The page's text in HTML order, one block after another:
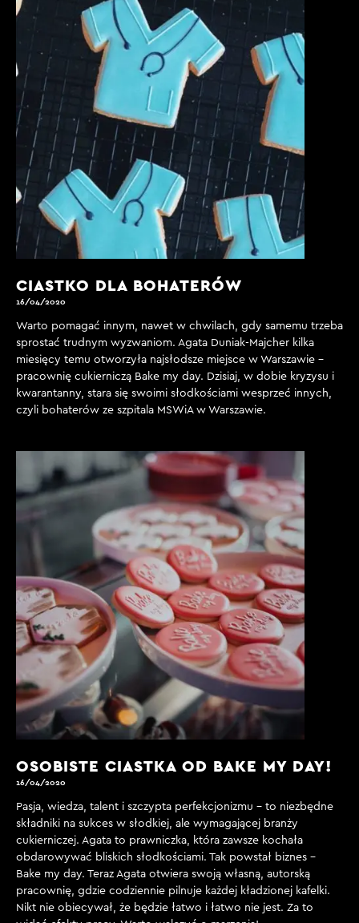
CIASTKO DLA BOHATERÓW
16/04/2020
Warto pomagać innym, nawet w chwilach, gdy samemu trzeba
sprostać trudnym wyzwaniom. Agata Duniak-Majcher kilka
miesięcy temu otworzyła najsłodsze miejsce w Warszawie –
pracownię cukierniczą Bake my day. Dzisiaj, w dobie kryzysu i
kwarantanny, stara się swoimi słodkościami wesprzeć innych,
czyli bohaterów ze szpitala MSWiA w Warszawie.
OSOBISTE CIASTKA OD BAKE MY DAY!
16/04/2020
Pasja, wiedza, talent i szczypta perfekcjonizmu – to niezbędne
składniki na sukces w słodkiej, ale wymagającej branży
cukierniczej. Agata to prawniczka, która zawsze kochała
obdarowywać bliskich słodkościami. Tak powstał biznes –
Bake my day. Teraz Agata otwiera swoją własną, autorską
pracownię, gdzie codziennie pilnuje każdej kładzionej kafelki.
Nikt nie obiecywał, że będzie łatwo i łatwo nie jest. Za to